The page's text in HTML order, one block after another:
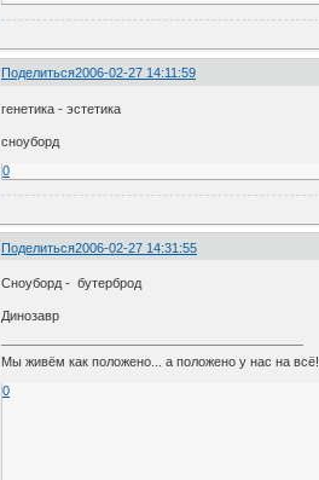
Поделиться2006-02-27 14:11:59
генетика - эстетика
сноуборд
0
Поделиться2006-02-27 14:31:55
Сноуборд - бутерброд
Динозавр
Мы живём как положено... а положено у нас на всё!
0